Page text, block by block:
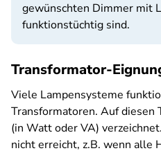
gewünschten Dimmer mit
funktionstüchtig sind.
Transformator-
Viele Lampensysteme
Transformatoren. Auf
(in Watt oder VA)
nicht erreicht, z.B. wenn alle